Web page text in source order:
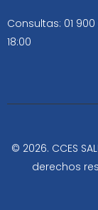
Consultas: 01
18:00
© 2026. CCES
derechos